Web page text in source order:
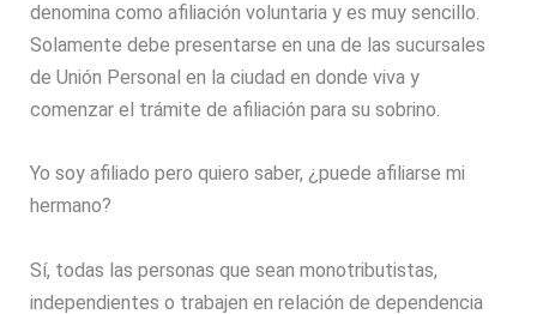
denomina como afiliación voluntaria y es muy sencillo.
Solamente debe presentarse en una de las sucursales
de Unión Personal en la ciudad en donde viva y
comenzar el trámite de afiliación para su sobrino.
Yo soy afiliado pero quiero saber, ¿puede afiliarse mi
hermano?
Sí, todas las personas que sean monotributistas,
independientes o trabajen en relación de dependencia